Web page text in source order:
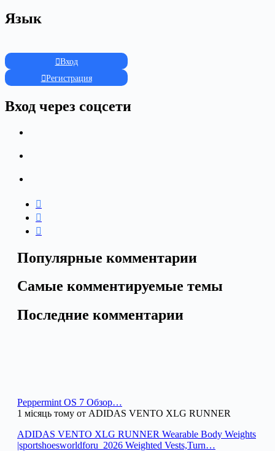
Язык
Вход
Регистрация
Вход через соцсети
Популярные комментарии
Самые комментируемые темы
Последние комментарии
Peppermint OS 7 Обзор…
1 місяць тому от ADIDAS VENTO XLG RUNNER
ADIDAS VENTO XLG RUNNER Wearable Body Weights
|sportshoesworldforu_2026 Weighted Vests,Turn…